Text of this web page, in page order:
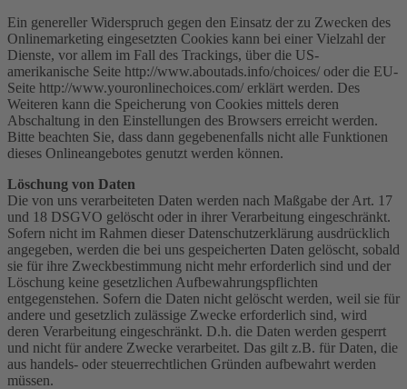
Ein genereller Widerspruch gegen den Einsatz der zu Zwecken des
Onlinemarketing eingesetzten Cookies kann bei einer Vielzahl der
Dienste, vor allem im Fall des Trackings, über die US-
amerikanische Seite http://www.aboutads.info/choices/ oder die EU-
Seite http://www.youronlinechoices.com/ erklärt werden. Des
Weiteren kann die Speicherung von Cookies mittels deren
Abschaltung in den Einstellungen des Browsers erreicht werden.
Bitte beachten Sie, dass dann gegebenenfalls nicht alle Funktionen
dieses Onlineangebotes genutzt werden können.
Löschung von Daten
Die von uns verarbeiteten Daten werden nach Maßgabe der Art. 17
und 18 DSGVO gelöscht oder in ihrer Verarbeitung eingeschränkt.
Sofern nicht im Rahmen dieser Datenschutzerklärung ausdrücklich
angegeben, werden die bei uns gespeicherten Daten gelöscht, sobald
sie für ihre Zweckbestimmung nicht mehr erforderlich sind und der
Löschung keine gesetzlichen Aufbewahrungspflichten
entgegenstehen. Sofern die Daten nicht gelöscht werden, weil sie für
andere und gesetzlich zulässige Zwecke erforderlich sind, wird
deren Verarbeitung eingeschränkt. D.h. die Daten werden gesperrt
und nicht für andere Zwecke verarbeitet. Das gilt z.B. für Daten, die
aus handels- oder steuerrechtlichen Gründen aufbewahrt werden
müssen.